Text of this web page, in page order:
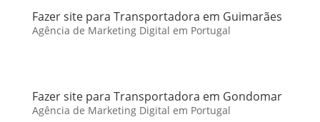
Fazer site para Transportadora em Guimarães
Agência de Marketing Digital em Portugal
Fazer site para Transportadora em Gondomar
Agência de Marketing Digital em Portugal